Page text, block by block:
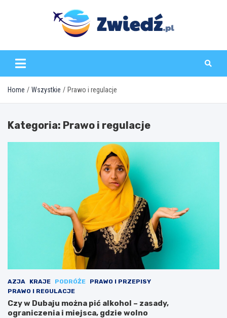
zwiedz.pl
Home Wszystkie Prawo i regulacje
Kategoria: Prawo i regulacje
AZJA KRAJE PODRÓŻE
PRAWO I PRZEPISY
PRAWO I REGULACJE
Czy w Dubaju można pić alkohol – zasady,
ograniczenia i miejsca, gdzie wolno